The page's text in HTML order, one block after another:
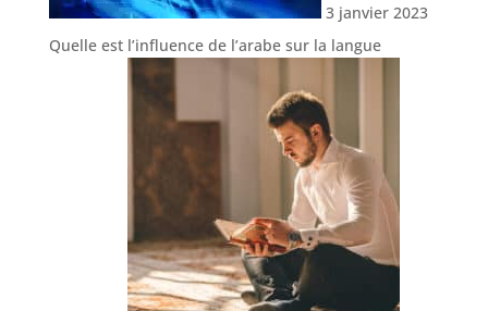
3 janvier 2023
Quelle est l’influence de l’arabe sur la langue